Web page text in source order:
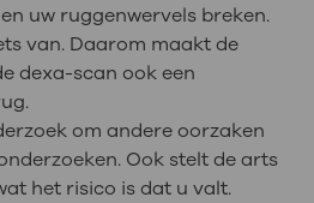
uw ruggenwervels breken.
van. Daarom maakt de
dexa-scan ook een
om andere oorzaken
Ook stelt de arts
het risico is dat u valt.